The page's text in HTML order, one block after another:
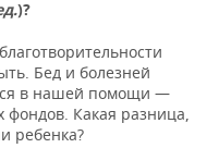
)?
Бед и болезней
в нашей помощи —
фондов. Какая разница,
ребенка?